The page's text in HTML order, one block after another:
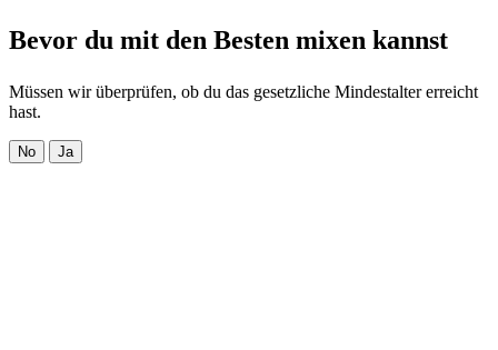
Bevor du mit den Besten mixen kannst
Müssen wir überprüfen, ob du das gesetzliche Mindestalter erreicht
hast.
No Ja